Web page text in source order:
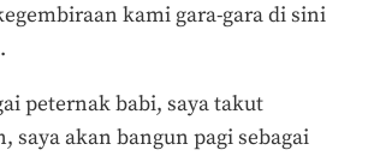
kami gara-gara di sini
peternak babi, saya takut
saya akan bangun pagi sebagai